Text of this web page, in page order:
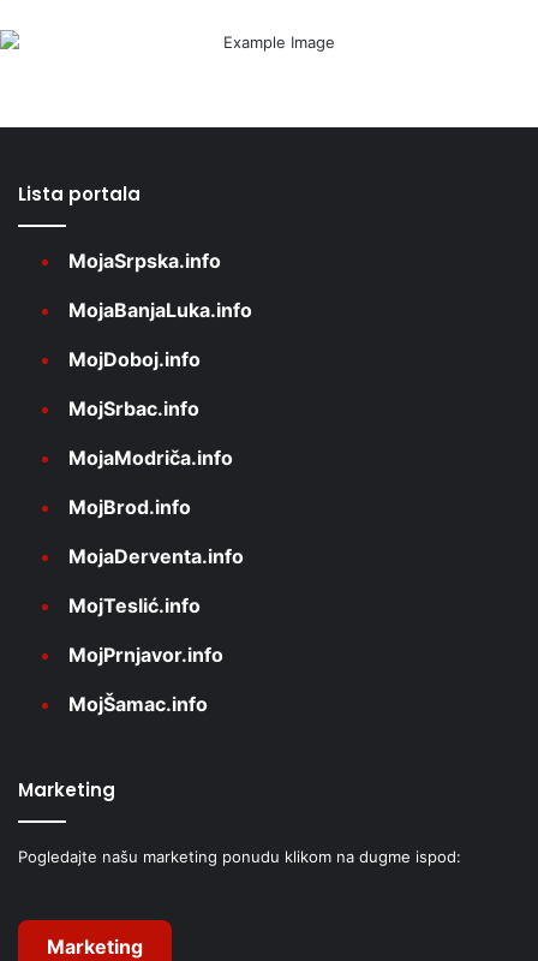
Lista portala
MojaSrpska.info
MojaBanjaLuka.info
MojDoboj.info
MojSrbac.info
MojaModriča.info
MojBrod.info
MojaDerventa.info
MojTeslić.info
MojPrnjavor.info
MojŠamac.info
Marketing
Pogledajte našu marketing ponudu klikom na dugme ispod:
Marketing